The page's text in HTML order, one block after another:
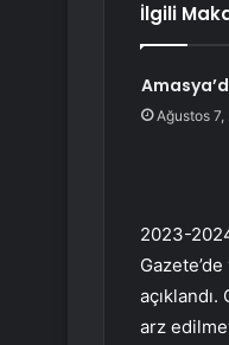
İlgili
Ağustos 7,
2023-
arz